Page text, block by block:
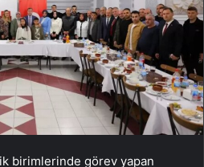
birimlerinde görev yapan